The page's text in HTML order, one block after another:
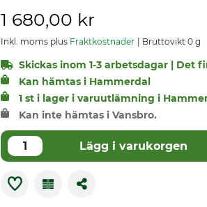
1 680,00 kr
Inkl. moms plus Fraktkostnader Bruttovikt 0 g
Skickas inom 1-3 arbetsdagar | Det
Kan hämtas i Hammerdal
1 st i lager i varuutlämning i
Kan inte hämtas i Vansbro.
Lägg i varukorgen